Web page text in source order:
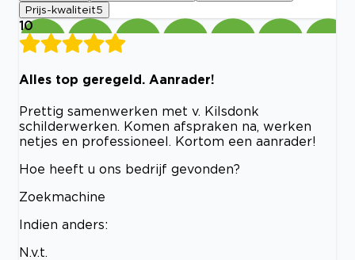
Prijs-kwaliteit5
10
Alles top geregeld. Aanrader!
Prettig samenwerken met v. Kilsdonk
schilderwerken. Komen afspraken na, werken
netjes en professioneel. Kortom een aanrader!
Hoe heeft u ons bedrijf gevonden?
Zoekmachine
Indien anders:
N.v.t.